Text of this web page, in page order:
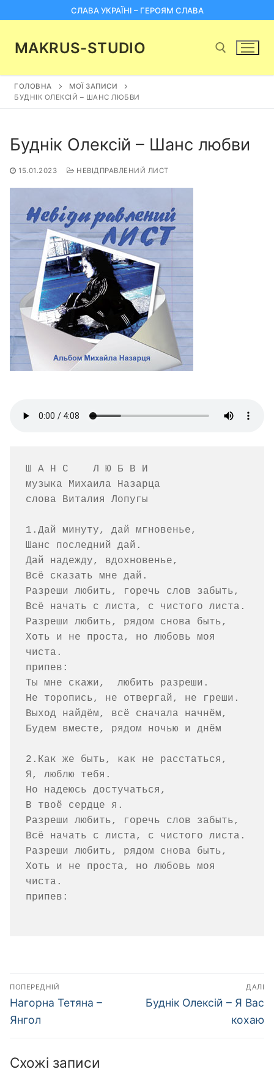
до
СЛАВА УКРАЇНІ – ГЕРОЯМ СЛАВА
MAKRUS-STUDIO
Пошук:
ГОЛОВНА
МОЇ ЗАПИСИ
БУДНІК ОЛЕКСІЙ – ШАНС ЛЮБВИ
Буднік Олексій – Шанс любви
15.01.2023 НЕВІДПРАВЛЕНИЙ ЛИСТ
Ш А Н С    Л Ю Б В И
музыка Михаила Назарца
слова Виталия Лопугы
1.Дай минуту, дай мгновенье,
Шанс последний дай.
Дай надежду, вдохновенье,
Всё сказать мне дай.
Разреши любить, горечь слов забыть,
Всё начать с листа, с чистого листа.
Разреши любить, рядом снова быть,
Хоть и не проста, но любовь моя
чиста.
припев:
Ты мне скажи,  любить разреши.
Не торопись, не отвергай, не греши.
Выход найдём, всё сначала начнём,
Будем вместе, рядом ночью и днём
2.Как же быть, как не расстаться,
Я, люблю тебя.
Но надеюсь достучаться,
В твоё сердце я.
Разреши любить, горечь слов забыть,
Всё начать с листа, с чистого листа.
Разреши любить, рядом снова быть,
Хоть и не проста, но любовь моя
чиста.
припев:
Навігація
записів
ПОПЕРЕДНІЙ
Попередній
запис:
Нагорна Тетяна –
Янгол
ДАЛІ
Наступний
Буднік Олексій – Я Вас
кохаю
Схожі записи